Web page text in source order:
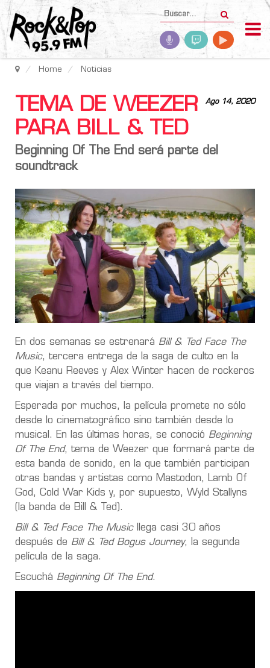
Home Noticias
Ago 14, 2020
TEMA DE WEEZER
PARA BILL & TED
Beginning Of The End será parte del
soundtrack
En dos semanas se estrenará Bill & Ted Face The
Music, tercera entrega de la saga de culto en la
que Keanu Reeves y Alex Winter hacen de rockeros
que viajan a través del tiempo.
Esperada por muchos, la película promete no sólo
desde lo cinematográfico sino también desde lo
musical. En las últimas horas, se conoció Beginning
Of The End, tema de Weezer que formará parte de
esta banda de sonido, en la que también participan
otras bandas y artistas como Mastodon, Lamb Of
God, Cold War Kids y, por supuesto, Wyld Stallyns
(la banda de Bill & Ted).
Bill & Ted Face The Musicllega casi 30 años
después de Bill & Ted Bogus Journey, la segunda
película de la saga.
Escuchá Beginning Of The End.